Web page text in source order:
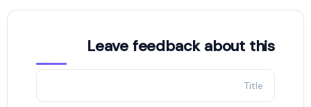
Leave feedback about this